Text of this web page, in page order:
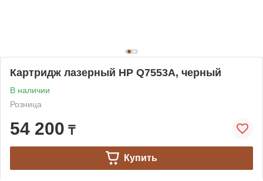
Картридж лазерный HP Q7553A, черный
В наличии
Розница
54 200 ₸
Купить